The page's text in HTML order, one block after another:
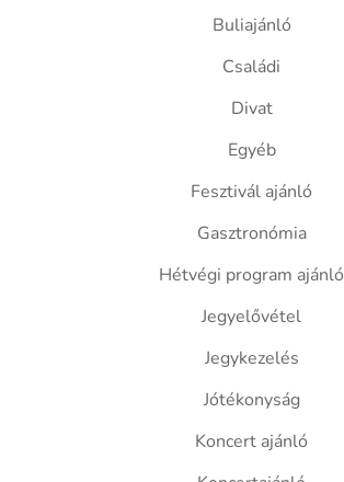
Buliajánló
Családi
Divat
Egyéb
Fesztivál ajánló
Gasztronómia
Hétvégi program ajánló
Jegyelővétel
Jegykezelés
Jótékonyság
Koncert ajánló